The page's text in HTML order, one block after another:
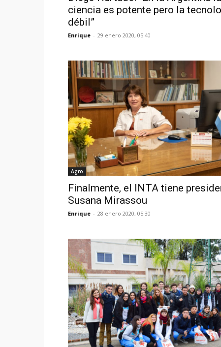
ciencia es potente pero la
débil”
Enrique - 29 enero 2020, 05:40
Agro
Finalmente, el INTA tiene
Susana Mirassou
Enrique - 28 enero 2020, 05:30